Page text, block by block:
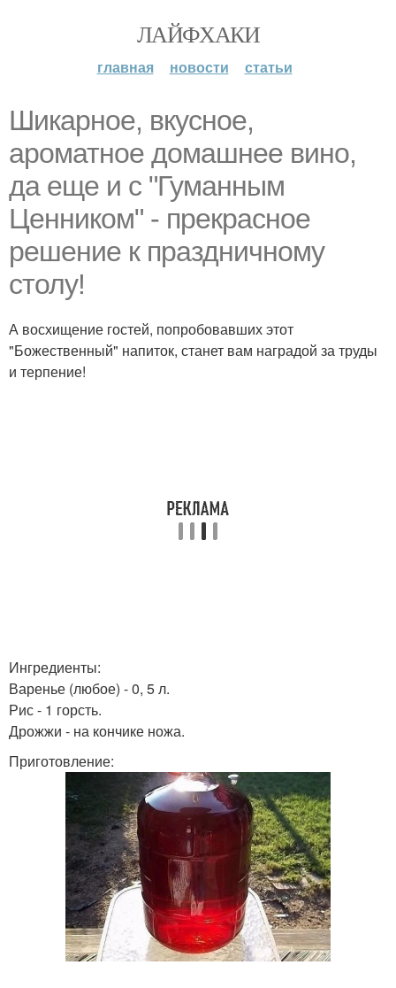
ЛАЙФХАКИ
главная новости статьи
Шикapное, вкycное,
аpoматное домашнее вино,
да еще и с "Гуманным
Ценником" - прекрасное
решение к праздничному
столу!
А восхищение гостей, попробовавших этот
"Божественный" напиток, станет вам наградой за труды
и терпение!
Ингредиенты:
Варенье (любое) - 0, 5 л.
Рис - 1 горсть.
Дрожжи - на кончике ножа.
Приготовление: